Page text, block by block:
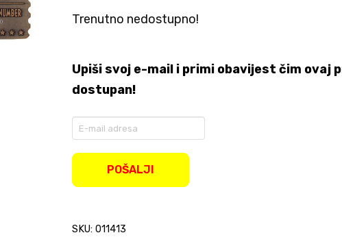
Trenutno nedostupno!
Upiši svoj e-mail i primi obavijest čim ovaj
dostupan!
your
for
POŠALJI
SKU: 011413